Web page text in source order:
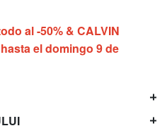
al -50% & CALVIN
el domingo 9 de